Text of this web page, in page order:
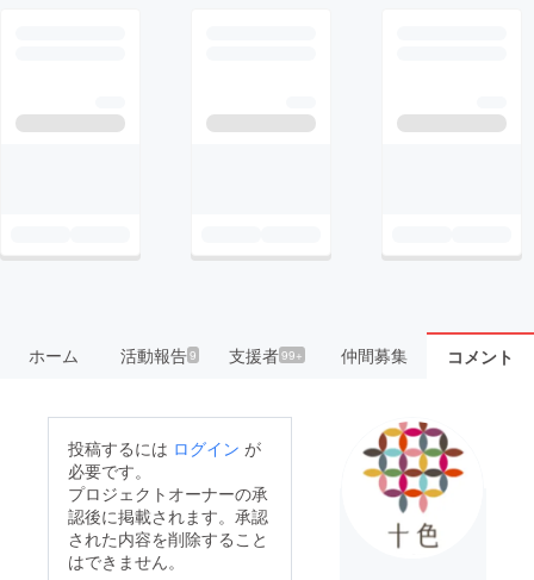
ホーム 活動報告9 支援者99+ 仲間募集 コメント
投稿するには ログイン が
必要です。
プロジェクトオーナーの承
認後に掲載されます。承認
された内容を削除すること
はできません。